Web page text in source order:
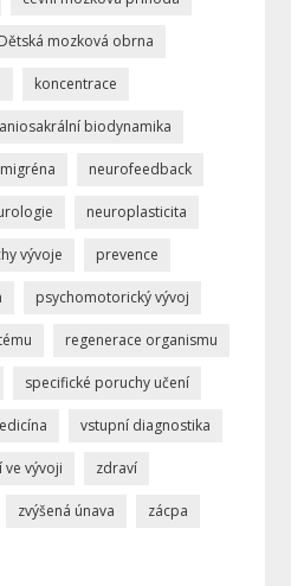
Dětská mozková obrna
koncentrace
biodynamika
migréna neurofeedback
neuroplasticita
vývoje prevence
psychomotorický vývoj
regenerace organismu
specifické poruchy učení
vstupní diagnostika
ve vývoji zdraví
zvýšená únava zácpa